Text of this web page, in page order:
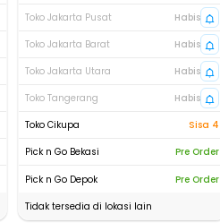
Toko Jakarta Pusat
Habis
Toko Jakarta Barat
Habis
Toko Jakarta Utara
Habis
Toko Tangerang
Habis
Toko Cikupa
Sisa 4
Pick n Go Bekasi
Pre Order
Pick n Go Depok
Pre Order
Tidak tersedia di lokasi lain